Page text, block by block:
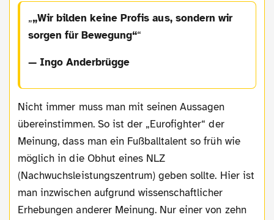
„Wir bilden keine Profis aus, sondern wir
sorgen für Bewegung“
— Ingo Anderbrügge
Nicht immer muss man mit seinen Aussagen
übereinstimmen. So ist der „Eurofighter“ der
Meinung, dass man ein Fußballtalent so früh wie
möglich in die Obhut eines NLZ
(Nachwuchsleistungszentrum) geben sollte. Hier ist
man inzwischen aufgrund wissenschaftlicher
Erhebungen anderer Meinung. Nur einer von zehn